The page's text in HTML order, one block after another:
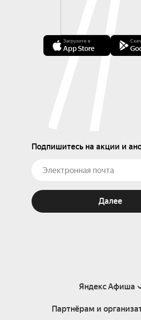
Загрузите в
App Store
Подпишитесь на акции и
Далее
Яндекс Афиша
Справка
Партнёрам и